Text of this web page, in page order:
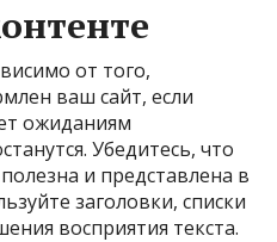
от того,
ваш сайт, если
ожиданиям
Убедитесь, что
и представлена в
заголовки, списки
восприятия текста.